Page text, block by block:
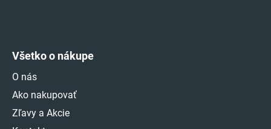
Všetko o nákupe
O nás
Ako nakupovať
Zľavy a Akcie